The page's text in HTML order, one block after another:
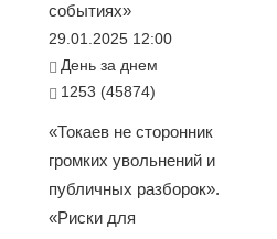
событиях»
29.01.2025 12:00
День за днем
1253 (45874)
«Токаев не сторонник
громких увольнений и
публичных разборок».
«Риски для